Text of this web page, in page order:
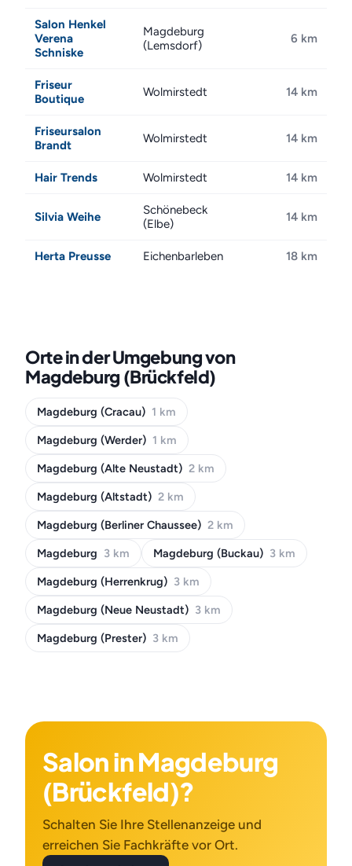
Salon Henkel
Verena
Schniske
Magdeburg
(Lemsdorf)
6 km
Friseur
Boutique
Wolmirstedt 14 km
Friseursalon
Brandt
Wolmirstedt 14 km
Hair Trends Wolmirstedt 14 km
Silvia Weihe
Schönebeck
(Elbe)
14 km
Herta Preusse Eichenbarleben 18 km
Orte in der Umgebung von
Magdeburg (Brückfeld)
Magdeburg (Cracau) 1 km
Magdeburg (Werder) 1 km
Magdeburg (Alte Neustadt) 2 km
Magdeburg (Altstadt) 2 km
Magdeburg (Berliner Chaussee) 2 km
Magdeburg 3 km Magdeburg (Buckau) 3 km
Magdeburg (Herrenkrug) 3 km
Magdeburg (Neue Neustadt) 3 km
Magdeburg (Prester) 3 km
Salon in Magdeburg
(Brückfeld)?
Schalten Sie Ihre Stellenanzeige und
erreichen Sie Fachkräfte vor Ort.